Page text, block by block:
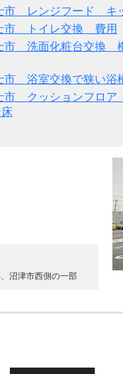
市 レンジフード キ
市 トイレ交換 費用
市 洗面化粧台交換
市 浴室交換で狭い浴
市 クッションフロ
沼津市西側の一部